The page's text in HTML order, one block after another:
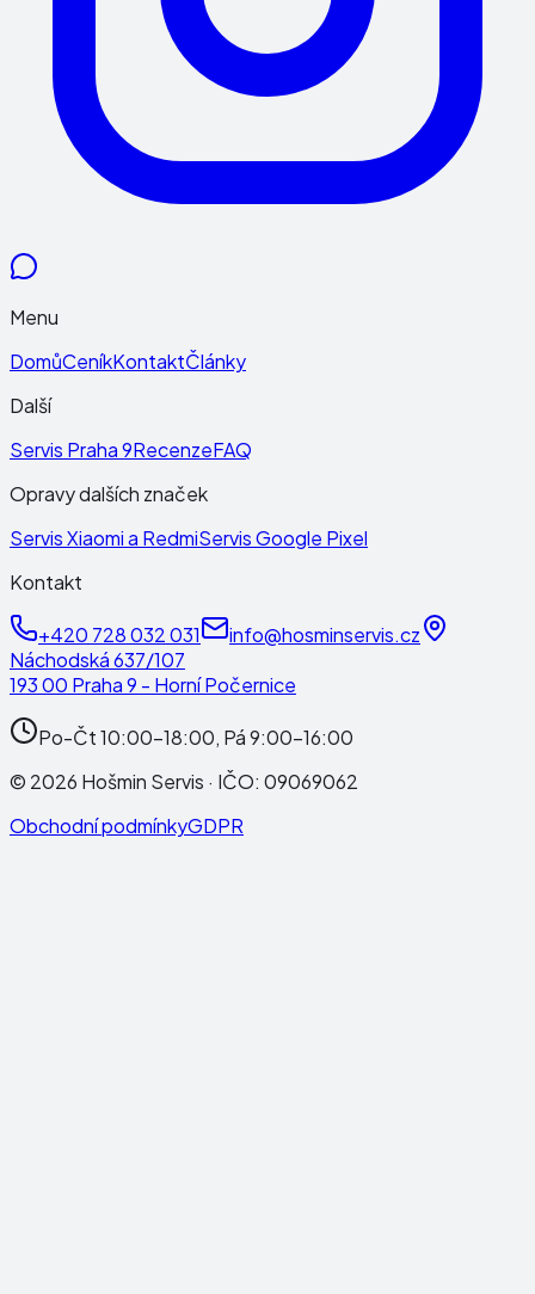
Menu
DomůCeníkKontaktČlánky
Další
Servis Praha 9RecenzeFAQ
Opravy dalších značek
Servis Xiaomi a RedmiServis Google Pixel
Kontakt
+420 728 032 031
info@hosminservis.cz
Náchodská 637/107
193 00 Praha 9 - Horní Počernice
Po-Čt 10:00-18:00, Pá 9:00-16:00
© 2026 Hošmin Servis · IČO: 09069062
Obchodní podmínkyGDPR